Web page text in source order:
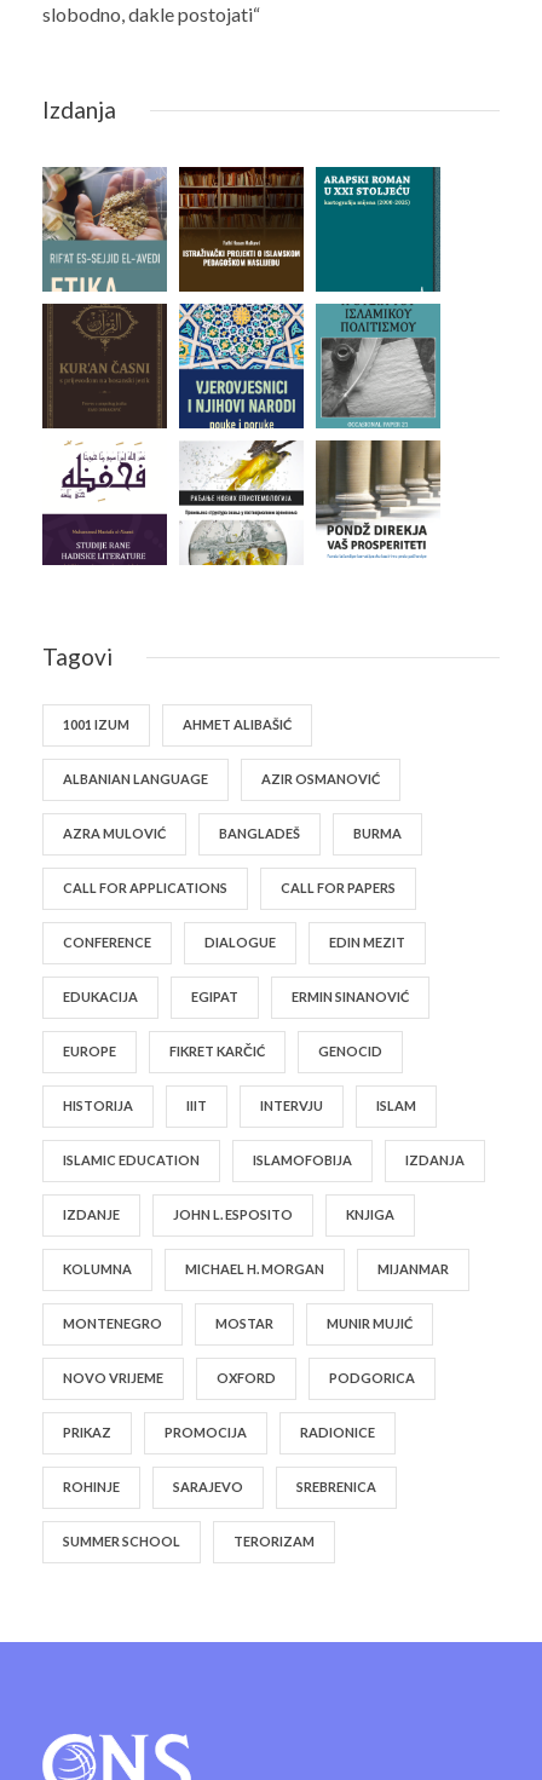
slobodno, dakle postojati“
Izdanja
Tagovi
1001 IZUM AHMET ALIBAŠIĆ
ALBANIAN LANGUAGE AZIR OSMANOVIĆ
AZRA MULOVIĆ BANGLADEŠ BURMA
CALL FOR APPLICATIONS CALL FOR PAPERS
CONFERENCE DIALOGUE EDIN MEZIT
EDUKACIJA EGIPAT ERMIN SINANOVIĆ
EUROPE FIKRET KARČIĆ GENOCID
HISTORIJA IIIT INTERVJU ISLAM
ISLAMIC EDUCATION ISLAMOFOBIJA IZDANJA
IZDANJE JOHN L. ESPOSITO KNJIGA
KOLUMNA MICHAEL H. MORGAN MIJANMAR
MONTENEGRO MOSTAR MUNIR MUJIĆ
NOVO VRIJEME OXFORD PODGORICA
PRIKAZ PROMOCIJA RADIONICE
ROHINJE SARAJEVO SREBRENICA
SUMMER SCHOOL TERORIZAM